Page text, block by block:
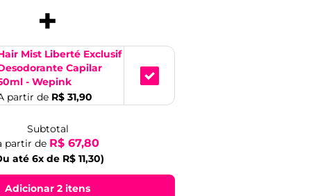
+
Mist Liberté Exclusif
Capilar
- Wepink
partir de R$ 31,90
Subtotal
partir de R$ 67,80
até 6x de R$ 11,30)
Adicionar 2 itens